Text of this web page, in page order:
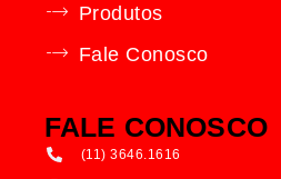
Produtos
Fale Conosco
FALE CONOSCO
(11) 3646.1616